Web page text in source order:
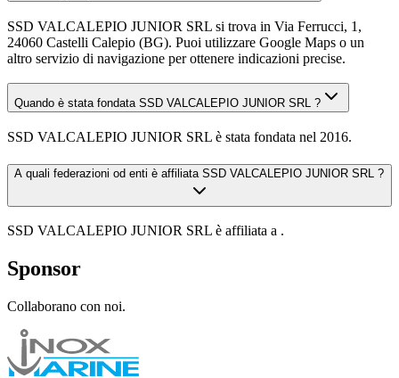
SSD VALCALEPIO JUNIOR SRL si trova in Via Ferrucci, 1,
24060 Castelli Calepio (BG). Puoi utilizzare Google Maps o un
altro servizio di navigazione per ottenere indicazioni precise.
Quando è stata fondata SSD VALCALEPIO JUNIOR SRL ?
SSD VALCALEPIO JUNIOR SRL è stata fondata nel 2016.
A quali federazioni od enti è affiliata SSD VALCALEPIO JUNIOR SRL ?
SSD VALCALEPIO JUNIOR SRL è affiliata a .
Sponsor
Collaborano con noi.